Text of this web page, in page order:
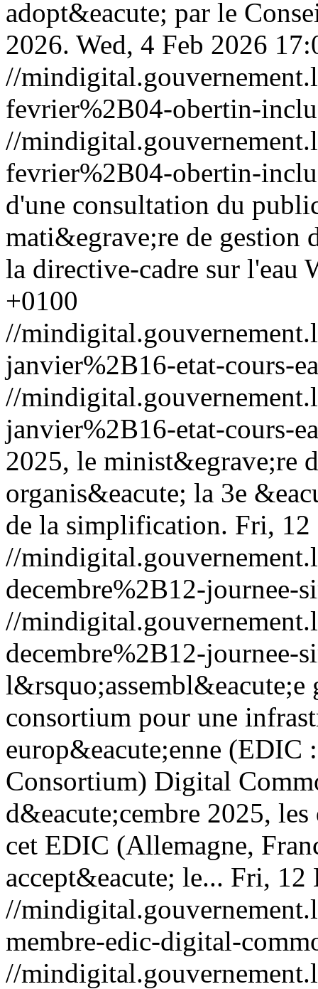
adopt&eacute; par le
2026. Wed, 4 Feb 2026
//
fevrier%2B04-obertin-
//
fevrier%2B04-obertin-
d'une consultation du
mati&egrave;re de gestion
la directive-cadre sur l'eau
+0100
//
janvier%2B16-etat-cours-
//
janvier%2B16-etat-cours-
2025, le minist&egrave;re
organis&eacute; la 3e
de la simplification. Fri, 12
//
decembre%2B12-
//
decembre%2B12-
consortium pour une
europ&eacute;enne
Consortium) Digital
d&eacute;cembre 2025,
cet EDIC (Allemagne,
accept&eacute; le... Fri, 12
//
membre-edic-digital-
//